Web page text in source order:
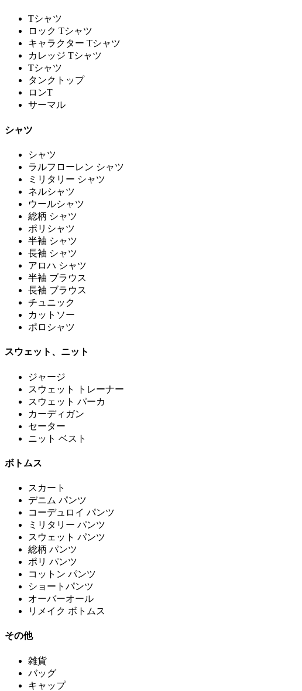
Tシャツ
ロック Tシャツ
キャラクター Tシャツ
カレッジ Tシャツ
Tシャツ
タンクトップ
ロンT
サーマル
シャツ
シャツ
ラルフローレン シャツ
ミリタリー シャツ
ネルシャツ
ウールシャツ
総柄 シャツ
ポリシャツ
半袖 シャツ
長袖 シャツ
アロハ シャツ
半袖 ブラウス
長袖 ブラウス
チュニック
カットソー
ポロシャツ
スウェット、ニット
ジャージ
スウェット トレーナー
スウェット パーカ
カーディガン
セーター
ニット ベスト
ボトムス
スカート
デニム パンツ
コーデュロイ パンツ
ミリタリー パンツ
スウェット パンツ
総柄 パンツ
ポリ パンツ
コットン パンツ
ショートパンツ
オーバーオール
リメイク ボトムス
その他
雑貨
バッグ
キャップ